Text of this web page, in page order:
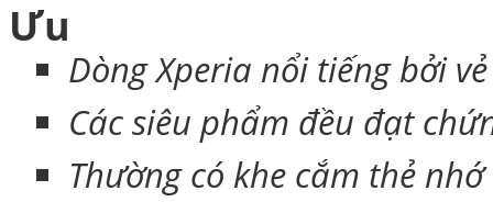
Bao da Samsung
Ưu
Dòng Xperia nổi tiếng bởi
Các siêu phẩm đều đạt
Thường có khe cắm thẻ